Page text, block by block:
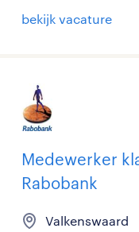
bekijk vacature
Medewerker
Rabobank
Valkenswaard